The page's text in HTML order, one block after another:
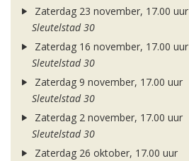
Zaterdag 23 november, 17.00 uur
Sleutelstad 30
Zaterdag 16 november, 17.00 uur
Sleutelstad 30
Zaterdag 9 november, 17.00 uur
Sleutelstad 30
Zaterdag 2 november, 17.00 uur
Sleutelstad 30
Zaterdag 26 oktober, 17.00 uur